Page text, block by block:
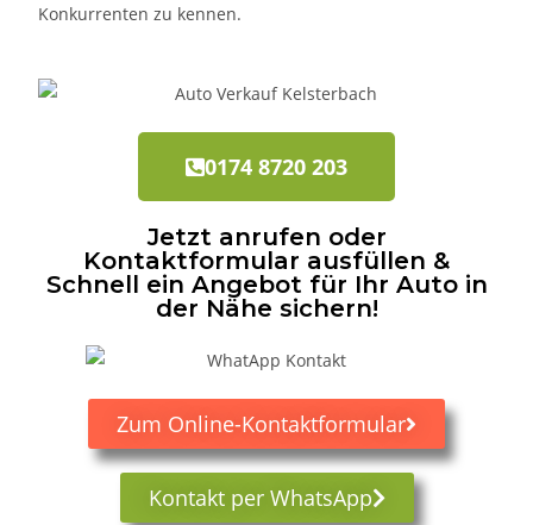
Konkurrenten zu kennen.
0174 8720 203
Jetzt anrufen oder
Kontaktformular ausfüllen &
Schnell ein Angebot für Ihr Auto in
der Nähe sichern!
Zum Online-Kontaktformular
Kontakt per WhatsApp